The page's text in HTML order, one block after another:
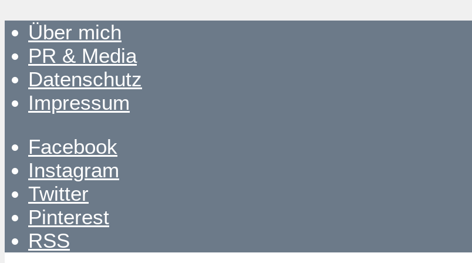
Über mich
PR & Media
Datenschutz
Impressum
Facebook
Instagram
Twitter
Pinterest
RSS